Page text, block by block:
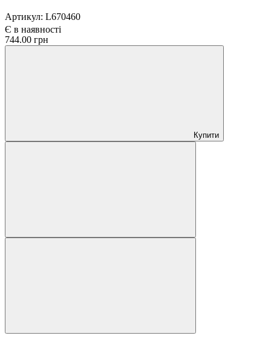
Артикул: L670460
Є в наявності
744.00 грн
Купити